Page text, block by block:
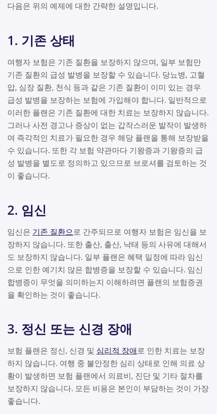
다음은 위의 예제에 대한 간략한 설명입니다.
1. 기존 상태
여행자 보험은 기존 질환을 보장하지 않으며, 일부 보험만
기존 질환의 급성 발병을 보장할 수 있습니다. 당뇨병, 고혈
압, 심장 질환, 천식 등과 같은 기존 질환이 이미 있는 경우
급성 발병을 보장하는 보험에 가입해야 합니다. 일반적으로
이러한 플랜은 기존 질환에 대한 치료는 보장하지 않습니다.
그러나 사전 경고나 증상이 없는 갑작스러운 발작이 발생하
여 즉각적인 치료가 필요한 경우 해당 플랜을 통해 보장받을
수 있습니다. 또한 각 보험 약관마다 기왕증과 기왕증의 급
성 발병을 별도로 정의하고 있으므로 브로셔를 검토하는 것
이 좋습니다.
2. 임신
임신은 기존 질환으로 간주되므로 여행자 보험은 임신을 보
장하지 않습니다. 또한 출산, 출산, 낙태 등의 사유에 대해서
도 보장하지 않습니다. 일부 플랜은 혜택 일정에 따라 임신
으로 인한 예기치 않은 합병증을 보장할 수 있습니다. 임신
합병증이 무엇을 의미하는지 이해하려면 플랜의 보험증권
을 확인하는 것이 좋습니다.
3. 정신 또는 신경 장애
보험 플랜은 정신, 신경 및 심리적 장애로 인한 치료는 보장
하지 않습니다. 여행 중 불안정한 심리 상태로 인해 의료 상
황이 발생하면 보험 플랜에서 의료비, 진단 및 기타 절차를
보장하지 않습니다. 모든 비용은 본인이 부담하는 것이 가장
좋습니다.